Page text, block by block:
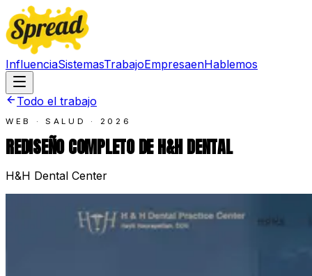
InfluenciaSistemasTrabajoEmpresaenHablemos
Todo el trabajo
WEB · SALUD · 2026
REDISEÑO COMPLETO DE H&H DENTAL
H&H Dental Center